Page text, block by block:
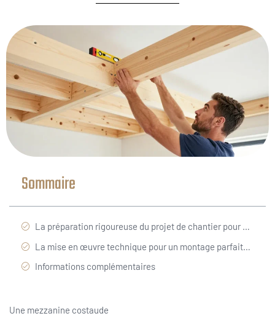
Sommaire
La préparation rigoureuse du projet de chantier pour une structure fiable et robuste
La mise en œuvre technique pour un montage parfaitement sécurisé et durable
Informations complémentaires
Une mezzanine costaude